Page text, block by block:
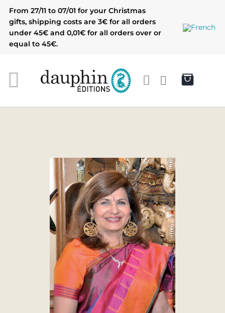
content
From 27/11 to 07/01 for your Christmas
gifts, shipping costs are 3€ for all orders
under 45€ and 0,01€ for all orders over or
equal to 45€.